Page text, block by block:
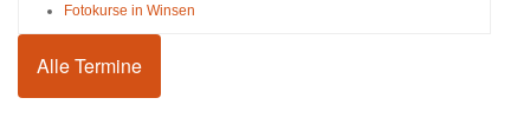
Fotokurse in Winsen
Alle Termine